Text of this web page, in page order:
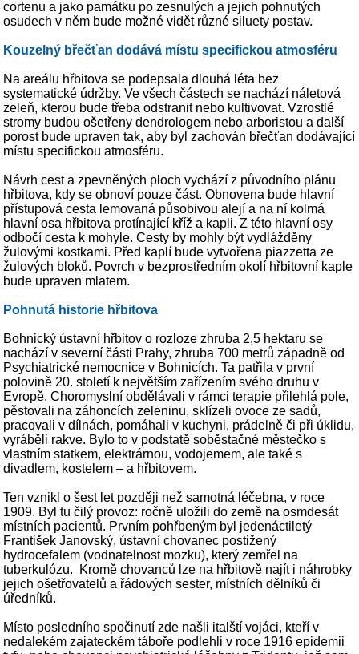
cortenu a jako památku po zesnulých a jejich pohnutých
osudech v něm bude možné vidět různé siluety postav.
Kouzelný břečťan dodává místu specifickou atmosféru
Na areálu hřbitova se podepsala dlouhá léta bez
systematické údržby. Ve všech částech se nachází náletová
zeleň, kterou bude třeba odstranit nebo kultivovat. Vzrostlé
stromy budou ošetřeny dendrologem nebo arboristou a další
porost bude upraven tak, aby byl zachován břečťan dodávající
místu specifickou atmosféru.
Návrh cest a zpevněných ploch vychází z původního plánu
hřbitova, kdy se obnoví pouze část. Obnovena bude hlavní
přístupová cesta lemovaná působivou alejí a na ní kolmá
hlavní osa hřbitova protínající kříž a kapli. Z této hlavní osy
odbočí cesta k mohyle. Cesty by mohly být vydlážděny
žulovými kostkami. Před kaplí bude vytvořena piazzetta ze
žulových bloků. Povrch v bezprostředním okolí hřbitovní kaple
bude upraven mlatem.
Pohnutá historie hřbitova
Bohnický ústavní hřbitov o rozloze zhruba 2,5 hektaru se
nachází v severní části Prahy, zhruba 700 metrů západně od
Psychiatrické nemocnice v Bohnicích. Ta patřila v první
polovině 20. století k největším zařízením svého druhu v
Evropě. Choromyslní obdělávali v rámci terapie přilehlá pole,
pěstovali na záhoncích zeleninu, sklízeli ovoce ze sadů,
pracovali v dílnách, pomáhali v kuchyni, prádelně či při úklidu,
vyráběli rakve. Bylo to v podstatě soběstačné městečko s
vlastním statkem, elektrárnou, vodojemem, ale také s
divadlem, kostelem – a hřbitovem.
Ten vznikl o šest let později než samotná léčebna, v roce
1909. Byl tu čilý provoz: ročně uložili do země na osmdesát
místních pacientů. Prvním pohřbeným byl jedenáctiletý
František Janovský, ústavní chovanec postižený
hydrocefalem (vodnatelnost mozku), který zemřel na
tuberkulózu. Kromě chovanců lze na hřbitově najít i náhrobky
jejich ošetřovatelů a řádových sester, místních dělníků či
úředníků.
Místo posledního spočinutí zde našli italští vojáci, kteří v
nedalekém zajateckém táboře podlehli v roce 1916 epidemii